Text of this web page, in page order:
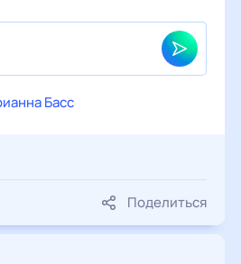
Басс
Поделиться